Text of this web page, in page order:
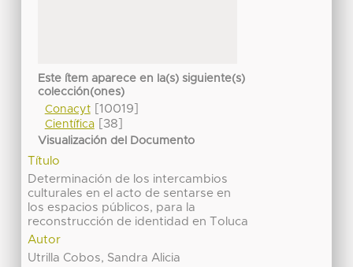
Este ítem aparece en la(s) siguiente(s)
colección(ones)
Conacyt[10019]
Científica[38]
Visualización del Documento
Título
Determinación de los intercambios
culturales en el acto de sentarse en
los espacios públicos, para la
reconstrucción de identidad en Toluca
Autor
Utrilla Cobos, Sandra Alicia